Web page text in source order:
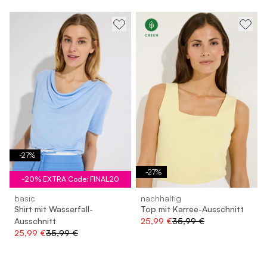
-27%
-20% EXTRA Code: FINAL20
basic
Shirt mit Wasserfall-
Ausschnitt
25,99 €35,99 €
-27%
nachhaltig
Top mit Karree-Ausschnitt
25,99 €35,99 €